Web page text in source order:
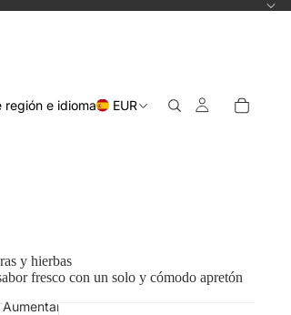
región e idioma EUR
y hierbas
fresco con un solo y cómodo apretón
Aumentar